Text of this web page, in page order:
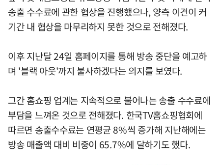
송출 수수료에 관한 협상을 진행했으나, 양측 이견이 커
기간 내 협상을 마무리하지 못한 것으로 전해졌다.
이후 지난달 24일 홈페이지를 통해 방송 중단을 예고하
며 '블랙 아웃'까지 불사하겠다는 의지를 보였다.
그간 홈쇼핑 업계는 지속적으로 불어나는 송출 수수료에
부담을 느껴온 것으로 전해졌다. 한국TV홈쇼핑협회에
따르면 송출수수료는 연평균 8%씩 증가해 지난해에는
방송 매출액 대비 비중이 65.7%에 달하기도 했다.